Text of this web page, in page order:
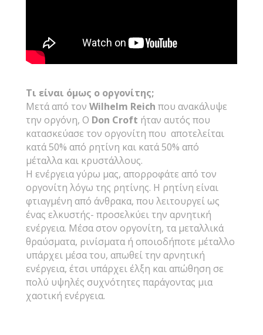
Τι είναι όμως ο οργονίτης;
Μετά από τον Wilhelm Reich που ανακάλυψε
την οργόνη, Ο Don Croft ήταν αυτός που
κατασκεύασε τον οργονίτη που αποτελείται
κατά 50% από ρητίνη και κατά 50% από
μέταλλα και κρυστάλλους.
Η ενέργεια γύρω μας, απορροφάτε από τον
οργονίτη λόγω της ρητίνης. Η ρητίνη είναι
φτιαγμένη από άνθρακα, που λειτουργεί ως
ένας ελκυστής- προσελκύει την αρνητική
ενέργεια. Μέσα στον οργονίτη, τα μεταλλικά
θραύσματα, ρινίσματα ή οποιοδήποτε μέταλλο
υπάρχει μέσα του, απωθεί την αρνητική
ενέργεια, έτσι υπάρχει έλξη και απώθηση σε
πολύ υψηλές συχνότητες παράγοντας μια
χαοτική ενέργεια.